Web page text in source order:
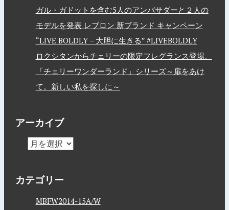
ガル・ガドットを含む5人のアンバサダーと２人の
モデルを発表 レブロン 新ブランド キャンペーン
“LIVE BOLDLY – 大胆に生きる” #LIVEBOLDLY
ロクシタンからチェリーの限定フレグランス登場。
「チェリーワンダーランド」シリーズ～扉をあけ
て。新しい私を探しに～
アーカイブ
カテゴリー
MBFW2014-15A/W